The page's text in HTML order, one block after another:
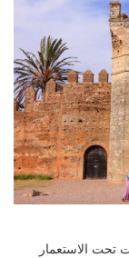
عام 1912 عندما كانت تحت الاستعمار